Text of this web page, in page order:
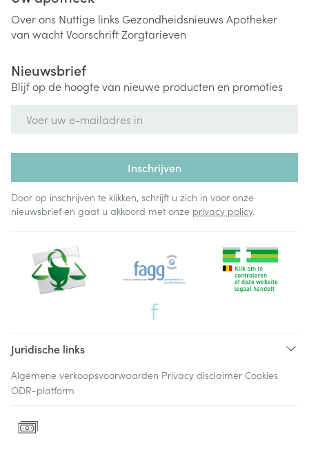
Over ons Nuttige links Gezondheidsnieuws Apotheker
van wachtVoorschriftZorgtarieven
Nieuwsbrief
Blijf op de hoogte van nieuwe producten en promoties
Inschrijven
Door op inschrijven te klikken, schrijft u zich in voor onze
nieuwsbrief en gaat u akkoord met onze privacy policy.
Juridische links
Algemene verkoopsvoorwaarden Privacy disclaimer Cookies
ODR-platform